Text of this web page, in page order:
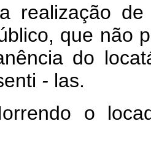
realização de
que não
do
- las.
o